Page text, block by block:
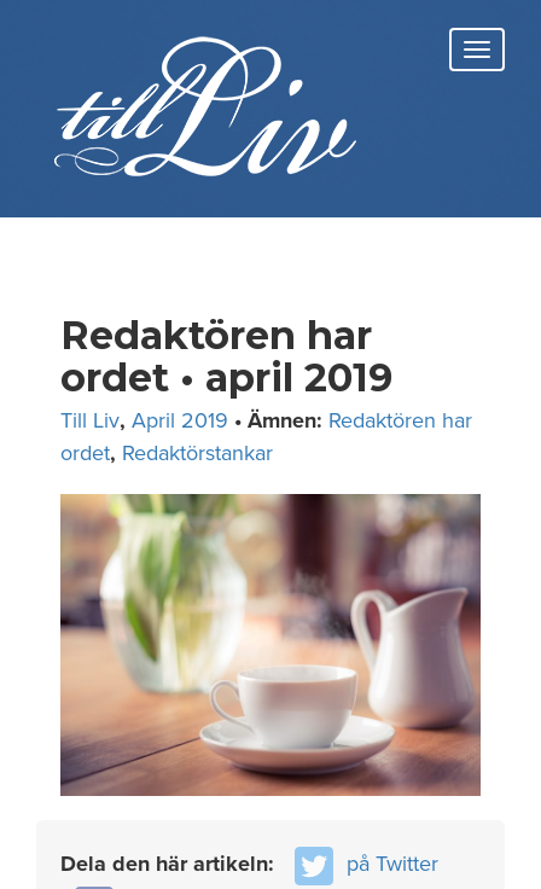
Redaktören har
ordet • april 2019
Till Liv, April 2019 • Ämnen: Redaktören har
ordet, Redaktörstankar
Dela den här artikeln:
på Twitter